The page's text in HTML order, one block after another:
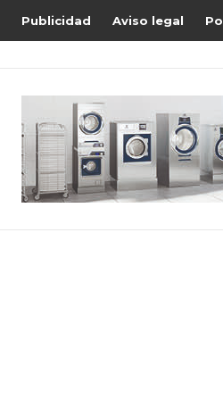
Publicidad Aviso legal